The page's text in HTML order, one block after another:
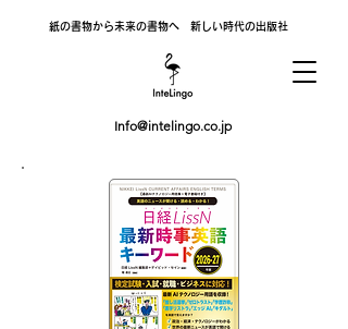
紙の書物から未来の書物へ 新しい時代の出版社
Info@intelingo.co.jp